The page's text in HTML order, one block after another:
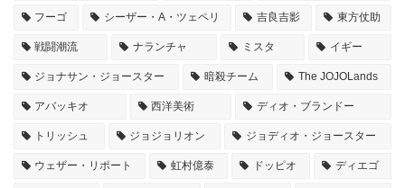
フーゴ シーザー・A・ツェペリ 吉良吉影 東方仗助
戦闘潮流 ナランチャ ミスタ イギー
ジョナサン・ジョースター 暗殺チーム The JOJOLands
アバッキオ 西洋美術 ディオ・ブランドー
トリッシュ ジョジョリオン ジョディオ・ジョースター
ウェザー・リポート 虹村億泰 ドッピオ ディエゴ